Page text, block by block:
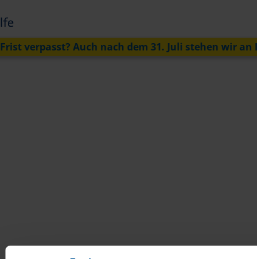
Frist verpasst? Auch nach dem 31. Juli stehen wir